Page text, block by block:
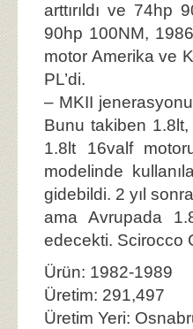
arttırıldı ve 74hp
90hp 100NM,
motor Amerika ve
PL’di.
– MKII
Bunu takiben
1.8lt 16valf
modelinde
gidebildi. 2 yıl
ama Avrupada
edecekti. Scirocco
Ürün: 1982-1989
Üretim: 291,497
Üretim Yeri: